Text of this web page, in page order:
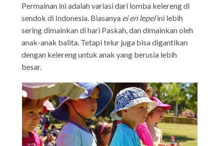
Permainan ini adalah variasi dari lomba kelereng di
sendok di Indonesia. Biasanya ei en lepelini lebih
sering dimainkan di hari Paskah, dan dimainkan oleh
anak-anak balita. Tetapi telur juga bisa digantikan
dengan kelereng untuk anak yang berusia lebih
besar.